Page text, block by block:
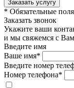
* Обязательные поля
Заказать звонок
Укажите ваши
и мы свяжемся с
Введите имя
Ваше имя*
Введите номер
Номер телефона*